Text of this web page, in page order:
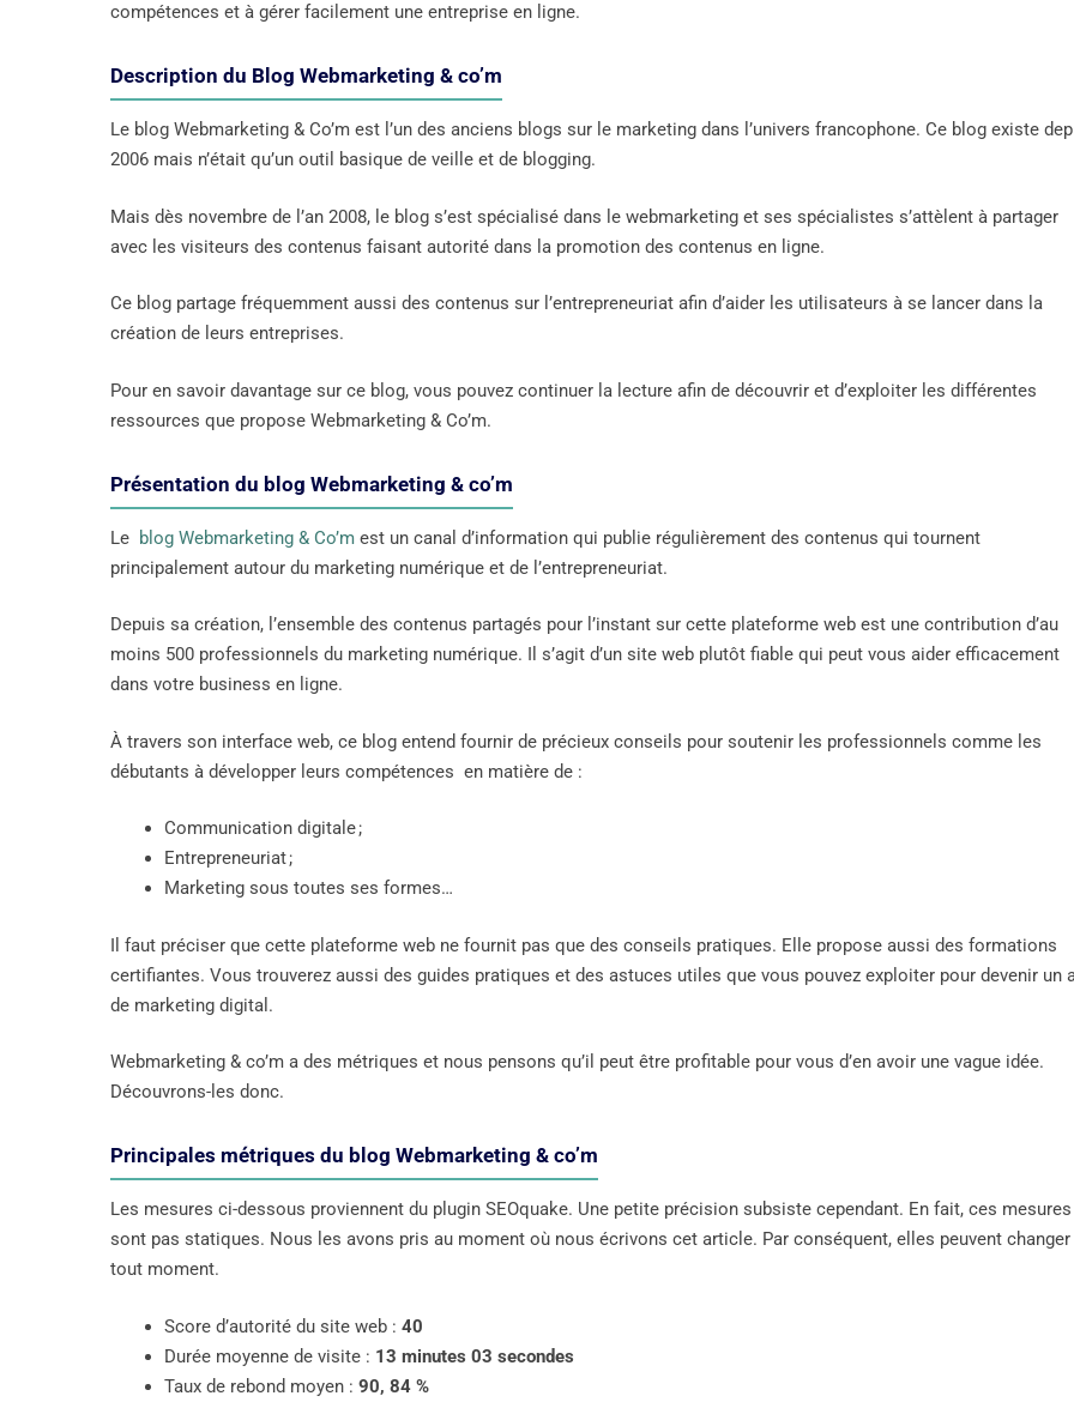
compétences et à gérer facilement une entreprise en ligne.
Description du Blog Webmarketing & co’m
Le blog Webmarketing & Co’m est l’un des anciens blogs sur le marketing dans l’univers francophone. Ce blog existe
2006 mais n’était qu’un outil basique de veille et de blogging.
Mais dès novembre de l’an 2008, le blog s’est spécialisé dans le webmarketing et ses spécialistes s’attèlent à partager
avec les visiteurs des contenus faisant autorité dans la promotion des contenus en ligne.
Ce blog partage fréquemment aussi des contenus sur l’entrepreneuriat afin d’aider les utilisateurs à se lancer dans la
création de leurs entreprises.
Pour en savoir davantage sur ce blog, vous pouvez continuer la lecture afin de découvrir et d’exploiter les différentes
ressources que propose Webmarketing & Co’m.
Présentation du blog Webmarketing & co’m
Le blog Webmarketing & Co’m est un canal d’information qui publie régulièrement des contenus qui tournent
principalement autour du marketing numérique et de l’entrepreneuriat.
Depuis sa création, l’ensemble des contenus partagés pour l’instant sur cette plateforme web est une contribution d’au
moins 500 professionnels du marketing numérique. Il s’agit d’un site web plutôt fiable qui peut vous aider efficacement
dans votre business en ligne.
À travers son interface web, ce blog entend fournir de précieux conseils pour soutenir les professionnels comme les
débutants à développer leurs compétences en matière de :
Communication digitale ;
Entrepreneuriat ;
Marketing sous toutes ses formes…
Il faut préciser que cette plateforme web ne fournit pas que des conseils pratiques. Elle propose aussi des formations
certifiantes. Vous trouverez aussi des guides pratiques et des astuces utiles que vous pouvez exploiter pour devenir un
de marketing digital.
Webmarketing & co’m a des métriques et nous pensons qu’il peut être profitable pour vous d’en avoir une vague idée.
Découvrons-les donc.
Principales métriques du blog Webmarketing & co’m
Les mesures ci-dessous proviennent du plugin SEOquake. Une petite précision subsiste cependant. En fait, ces
sont pas statiques. Nous les avons pris au moment où nous écrivons cet article. Par conséquent, elles peuvent changer
tout moment.
Score d’autorité du site web : 40
Durée moyenne de visite : 13 minutes 03 secondes
Taux de rebond moyen : 90, 84 %